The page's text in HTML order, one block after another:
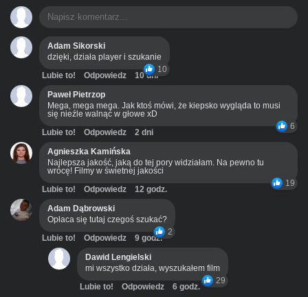
Adam Sikorski
dzięki, działa player i szukanie
10
Lubie to! Odpowiedz
10 dni
Paweł Pietrzop
Mega, mega mega. Jak ktoś mówi, że kiepsko wygląda to musi
się nieźle walnąć w głowe xD
6
Lubie to! Odpowiedz
2 dni
Agnieszka Kamińska
Najlepsza jakość, jaką do tej pory widziałam. Na pewno tu
wrócę! Filmy w świetnej jakości
19
Lubie to! Odpowiedz
12 godz.
Adam Dąbrowski
Opłaca się tutaj czegoś szukać?
2
Lubie to! Odpowiedz
9 godz.
Dawid Lengielski
mi wszystko działa, wyszukałem film
29
Lubie to! Odpowiedz 6 godz.